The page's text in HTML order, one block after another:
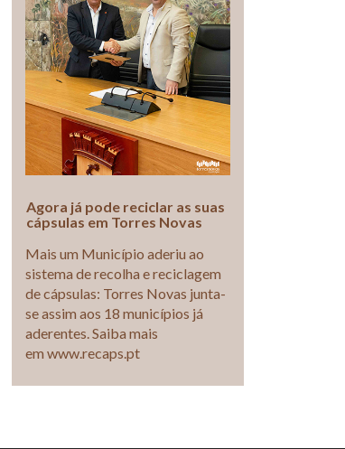
Agora já pode reciclar as suas
cápsulas em Torres Novas
Mais um Município aderiu ao
sistema de recolha e reciclagem
de cápsulas: Torres Novas junta-
se assim aos 18 municípios já
aderentes. Saiba mais
em www.recaps.pt